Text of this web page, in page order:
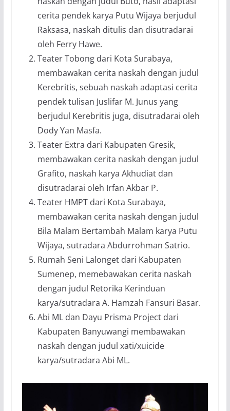
cerita pendek karya Putu Wijaya berjudul
Raksasa, naskah ditulis dan disutradarai
oleh Ferry Hawe.
Teater Tobong dari Kota Surabaya,
membawakan cerita naskah dengan judul
Kerebritis, sebuah naskah adaptasi cerita
pendek tulisan Juslifar M. Junus yang
berjudul Kerebritis juga, disutradarai oleh
Dody Yan Masfa.
Teater Extra dari Kabupaten Gresik,
membawakan cerita naskah dengan judul
Grafito, naskah karya Akhudiat dan
disutradarai oleh Irfan Akbar P.
Teater HMPT dari Kota Surabaya,
membawakan cerita naskah dengan judul
Bila Malam Bertambah Malam karya Putu
Wijaya, sutradara Abdurrohman Satrio.
Rumah Seni Lalonget dari Kabupaten
Sumenep, memebawakan cerita naskah
dengan judul Retorika Kerinduan
karya/sutradara A. Hamzah Fansuri Basar.
Abi ML dan Dayu Prisma Project dari
Kabupaten Banyuwangi membawakan
naskah dengan judul xati/xuicide
karya/sutradara Abi ML.